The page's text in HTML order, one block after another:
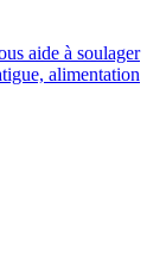
aide à soulager
alimentation